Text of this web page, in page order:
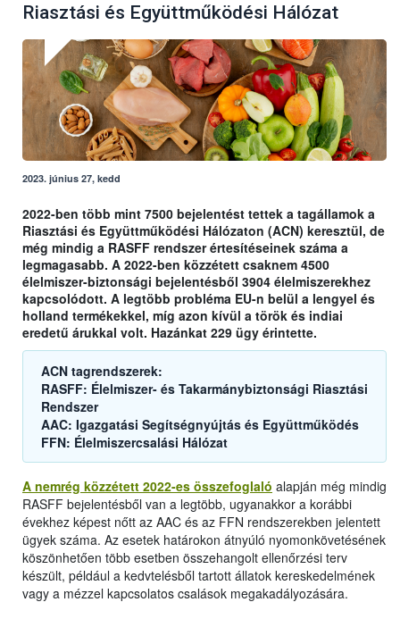
Riasztási és Együttműködési Hálózat
2023. június 27, kedd
2022-ben több mint 7500 bejelentést tettek a tagállamok a
Riasztási és Együttműködési Hálózaton (ACN) keresztül, de
még mindig a RASFF rendszer értesítéseinek száma a
legmagasabb. A 2022-ben közzétett csaknem 4500
élelmiszer-biztonsági bejelentésből 3904 élelmiszerekhez
kapcsolódott. A legtöbb probléma EU-n belül a lengyel és
holland termékekkel, míg azon kívül a török és indiai
eredetű árukkal volt. Hazánkat 229 ügy érintette.
ACN tagrendszerek:
RASFF: Élelmiszer- és Takarmánybiztonsági Riasztási
Rendszer
AAC: Igazgatási Segítségnyújtás és Együttműködés
FFN: Élelmiszercsalási Hálózat
A nemrég közzétett 2022-es összefoglaló alapján még mindig
RASFF bejelentésből van a legtöbb, ugyanakkor a korábbi
évekhez képest nőtt az AAC és az FFN rendszerekben jelentett
ügyek száma. Az esetek határokon átnyúló nyomonkövetésének
köszönhetően több esetben összehangolt ellenőrzési terv
készült, például a kedvtelésből tartott állatok kereskedelmének
vagy a mézzel kapcsolatos csalások megakadályozására.